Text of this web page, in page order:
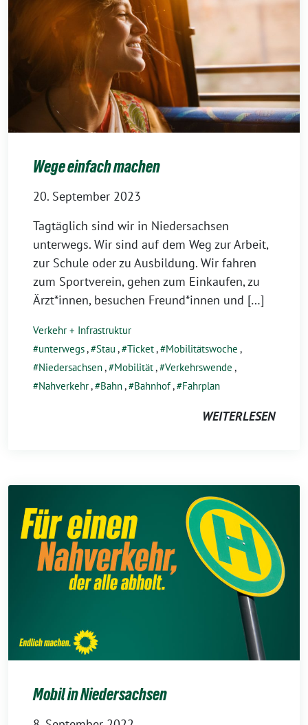
Wege einfach machen
20. September 2023
Tagtäglich sind wir in Niedersachsen
unterwegs. Wir sind auf dem Weg zur Arbeit,
zur Schule oder zu Ausbildung. Wir fahren
zum Sportverein, gehen zum Einkaufen, zu
Ärzt*innen, besuchen Freund*innen und […]
Verkehr + Infrastruktur
unterwegs, Stau , Ticket, Mobilitätswoche ,
Niedersachsen, Mobilität, Verkehrswende ,
Nahverkehr, Bahn, Bahnhof, Fahrplan
WEITERLESEN
Mobil in Niedersachsen